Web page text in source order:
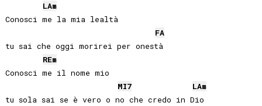
LAm
Conosci me la mia lealtà
FA
tu sai che oggi morirei per onestà
REm
Conosci me il nome mio
MI7 LAm
tu sola sai se è vero o no che credo in Dio